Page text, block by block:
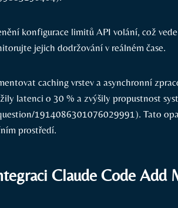
konfigurace limitů API volání, což⁤
jejich dodržování v ⁣reálném čase.
caching vrstev a asynchronní
latenci o 30 % a zvýšily propustnost
1914086301076029991). Tato
prostředí.
Claude Code Add